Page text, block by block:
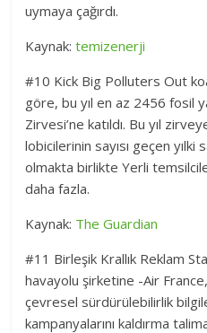
uymaya çağırdı.
Kaynak:temizenerji
#10 Kick Big Polluters Out
göre, bu yıl en az 2456 fosil
Zirvesi’ne katıldı. Bu yıl
lobicilerinin sayısı geçen yılki
olmakta birlikte Yerli
daha fazla.
Kaynak: The Guardian
#11 Birleşik Krallık Reklam
havayolu şirketine -Air
çevresel sürdürülebilirlik
kampanyalarını kaldırma